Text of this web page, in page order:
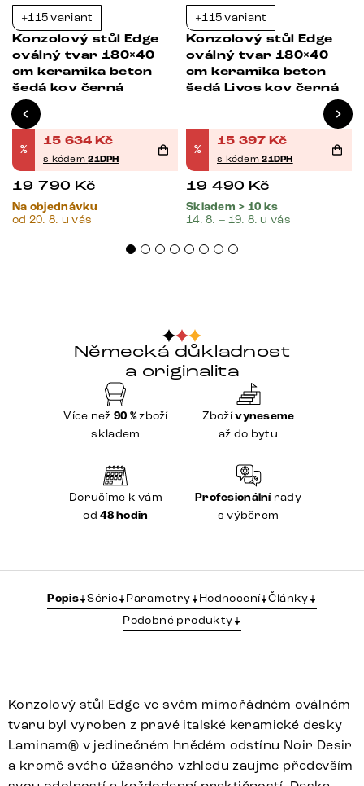
+115 variant
Konzolový stůl Edge
oválný tvar 180×40
cm keramika beton
šedá kov černá
%
15 634 Kč
s kódem21DPH
19 790 Kč
Na objednávku
od 20. 8. u vás
+115 variant
Konzolový stůl Edge
oválný tvar 180×40
cm keramika beton
šedá Livos kov černá
%
15 397 Kč
s kódem21DPH
19 490 Kč
Skladem > 10 ks
14. 8. – 19. 8. u vás
Německá důkladnost
a originalita
Více než 90 %zboží
skladem
Zbožívyneseme
až do bytu
Doručíme k vám
od48 hodin
Profesionálnírady
s výběrem
Popis Série Parametry Hodnocení Články
Podobné produkty
Konzolový stůl Edge ve svém mimořádném oválném
tvaru byl vyroben z pravé italské keramické desky
Laminam® v jedinečném hnědém odstínu Noir Desir
a kromě svého úžasného vzhledu zaujme především